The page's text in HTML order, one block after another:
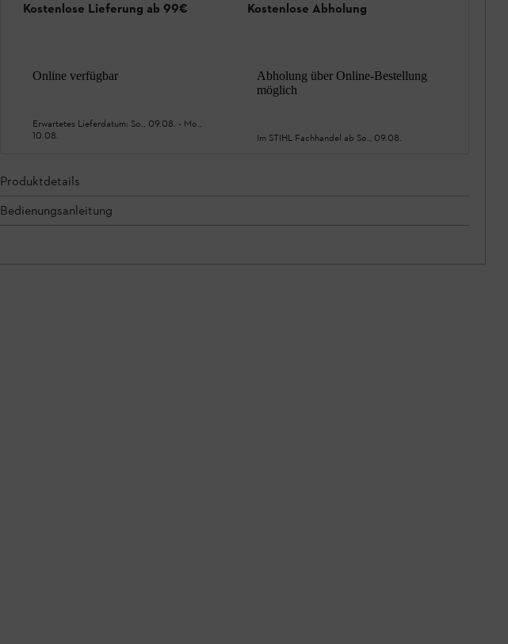
Kostenlose Lieferung ab 99€
Online verfügbar
Erwartetes Lieferdatum: So., 09.08. - Mo.,
10.08.
Kostenlose Abholung
Abholung über Online-Bestellung
möglich
Im STIHL Fachhandel ab So., 09.08.
Produktdetails
Bedienungsanleitung